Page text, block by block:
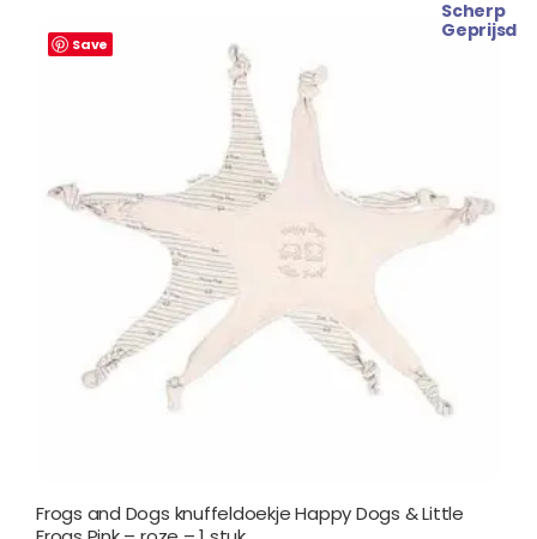
Save
Scherp
Geprijsd
Frogs and Dogs knuffeldoekje Happy Dogs & Little
prijs
was: